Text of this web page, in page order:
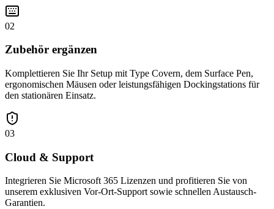
02
Zubehör ergänzen
Komplettieren Sie Ihr Setup mit Type Covern, dem Surface Pen,
ergonomischen Mäusen oder leistungsfähigen Dockingstations für
den stationären Einsatz.
03
Cloud & Support
Integrieren Sie Microsoft 365 Lizenzen und profitieren Sie von
unserem exklusiven Vor-Ort-Support sowie schnellen Austausch-
Garantien.